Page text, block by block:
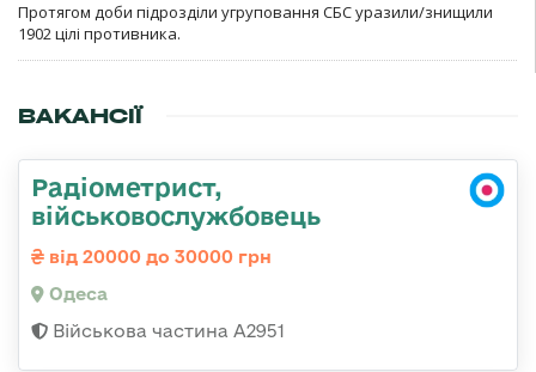
Протягом доби підрозділи угруповання СБС уразили/знищили
1902 цілі противника.
ВАКАНСІЇ
Радіометрист,
військовослужбовець
від 20000 до 30000 грн
Одеса
Військова частина А2951